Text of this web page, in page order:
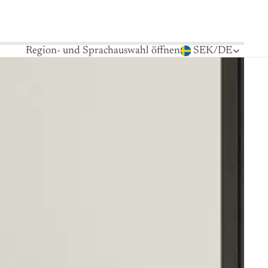
Region- und Sprachauswahl öffnen SEK/DE